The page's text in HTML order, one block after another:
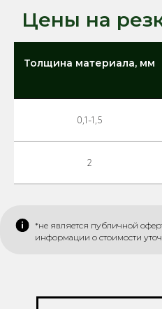
Цены на
Толщина материала, мм
0,1-1,5
2
*не является публичной
информации о стоимости